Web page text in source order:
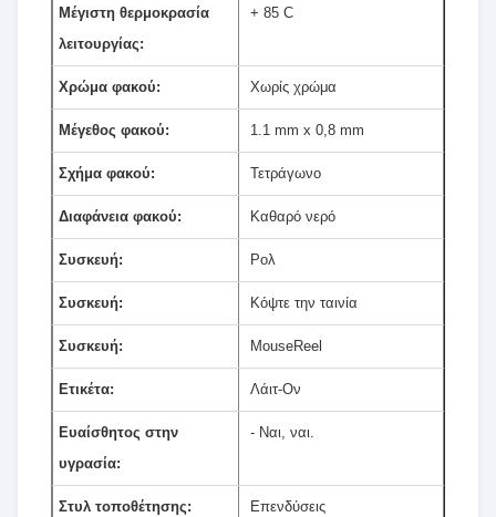
Μέγιστη θερμοκρασία
λειτουργίας:
+ 85 C
Χρώμα φακού: Χωρίς χρώμα
Μέγεθος φακού: 1.1 mm x 0,8 mm
Σχήμα φακού: Τετράγωνο
Διαφάνεια φακού: Καθαρό νερό
Συσκευή: Ρολ
Συσκευή: Κόψτε την ταινία
Συσκευή: MouseReel
Ετικέτα: Λάιτ-Ον
Ευαίσθητος στην
υγρασία:
- Ναι, ναι.
Στυλ τοποθέτησης: Επενδύσεις